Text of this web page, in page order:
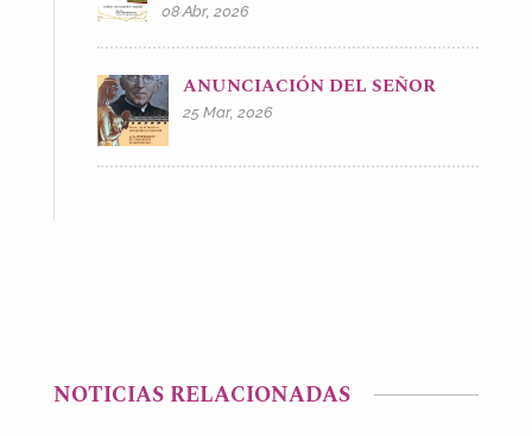
08 Abr, 2026
ANUNCIACIÓN DEL SEÑOR
25 Mar, 2026
NOTICIAS RELACIONADAS